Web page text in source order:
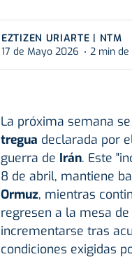
EZTIZEN URIARTE | NTM
17 de Mayo 2026
2 min
La próxima semana
tregua declarada por
guerra de Irán. Este
8 de abril, mantiene
Ormuz, mientras
regresen a la mesa
incrementarse tras
condiciones exigidas